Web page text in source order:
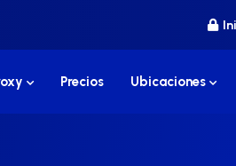
Precios Ubicaciones